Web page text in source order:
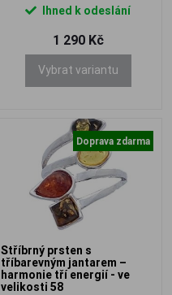
Ihned k odeslání
1 290 Kč
Vybrat variantu
Doprava zdarma
Stříbrný prsten s
tříbarevným jantarem –
harmonie tří energií - ve
velikosti 58